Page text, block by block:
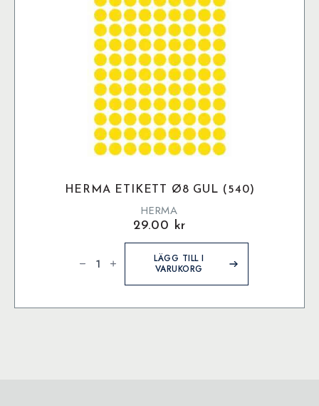
HERMA ETIKETT Ø8 GUL (540)
HERMA
29.00 kr
etikett
ø8
LÄGG TILL I
VARUKORG